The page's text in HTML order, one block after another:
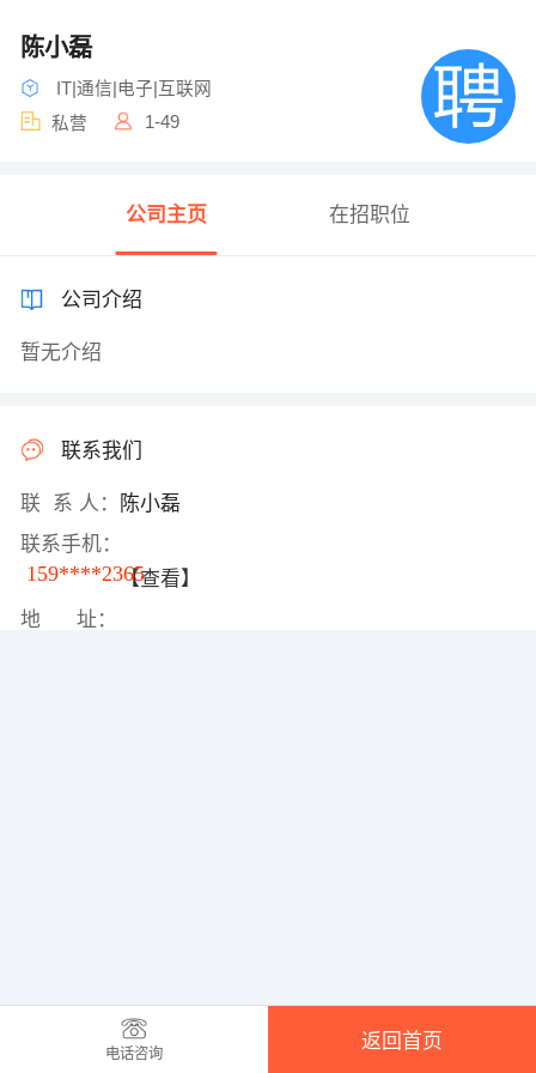
陈小磊
IT|通信|电子|互联网
私营
1-49
公司主页 在招职位
公司介绍
暂无介绍
联系我们
联 系 人：
陈小磊
联系手机：
159****2365【查看】
地 址：
电话咨询
返回首页